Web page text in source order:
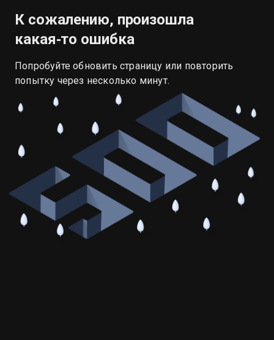
К сожалению, произошла
какая‑то ошибка
Попробуйте обновить страницу или повторить
попытку через несколько минут.